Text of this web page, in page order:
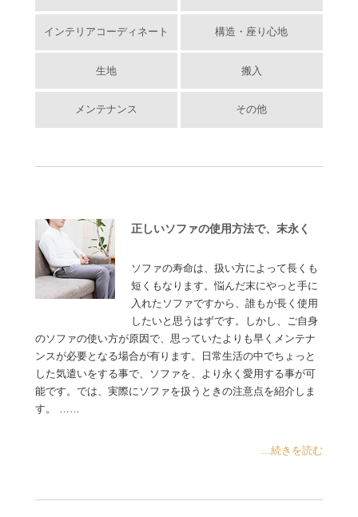
インテリアコーディネート 構造・座り心地
生地 搬入
メンテナンス その他
正しいソファの使用方法で、末永く
ソファの寿命は、扱い方によって長くも
短くもなります。悩んだ末にやっと手に
入れたソファですから、誰もが長く使用
したいと思うはずです。しかし、ご自身
のソファの使い方が原因で、思っていたよりも早くメンテナ
ンスが必要となる場合が有ります。日常生活の中でちょっと
した気遣いをする事で、ソファを、より永く愛用する事が可
能です。では、実際にソファを扱うときの注意点を紹介しま
す。 ……
...続きを読む